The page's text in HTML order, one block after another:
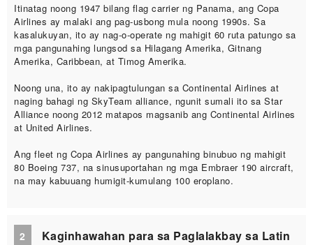
Itinatag noong 1947 bilang flag carrier ng Panama, ang Copa
Airlines ay malaki ang pag-usbong mula noong 1990s. Sa
kasalukuyan, ito ay nag-o-operate ng mahigit 60 ruta patungo sa
mga pangunahing lungsod sa Hilagang Amerika, Gitnang
Amerika, Caribbean, at Timog Amerika.
Noong una, ito ay nakipagtulungan sa Continental Airlines at
naging bahagi ng SkyTeam alliance, ngunit sumali ito sa Star
Alliance noong 2012 matapos magsanib ang Continental Airlines
at United Airlines.
Ang fleet ng Copa Airlines ay pangunahing binubuo ng mahigit
80 Boeing 737, na sinusuportahan ng mga Embraer 190 aircraft,
na may kabuuang humigit-kumulang 100 eroplano.
2
Kaginhawahan para sa Paglalakbay sa Latin